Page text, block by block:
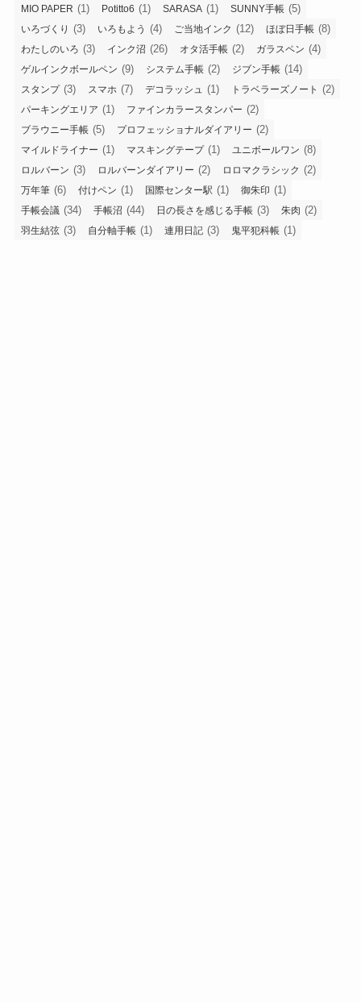
MIO PAPER (1) Potitto6 (1) SARASA (1) SUNNY手帳 (5)
いろづくり (3) いろもよう (4) ご当地インク (12) ほぼ日手帳 (8)
わたしのいろ (3) インク沼 (26) オタ活手帳 (2) ガラスペン (4)
ゲルインクボールペン (9) システム手帳 (2) ジブン手帳 (14)
スタンプ(3) スマホ (7) デコラッシュ (1) トラベラーズノート (2)
パーキングエリア (1) ファインカラースタンパー (2)
ブラウニー手帳 (5) プロフェッショナルダイアリー (2)
マイルドライナー (1) マスキングテープ(1) ユニボールワン (8)
ロルバーン (3) ロルバーンダイアリー (2) ロロマクラシック (2)
万年筆 (6) 付けペン (1) 国際センター駅 (1) 御朱印 (1)
手帳会議 (34) 手帳沼 (44) 日の長さを感じる手帳 (3) 朱肉 (2)
羽生結弦 (3) 自分軸手帳 (1) 連用日記 (3) 鬼平犯科帳 (1)